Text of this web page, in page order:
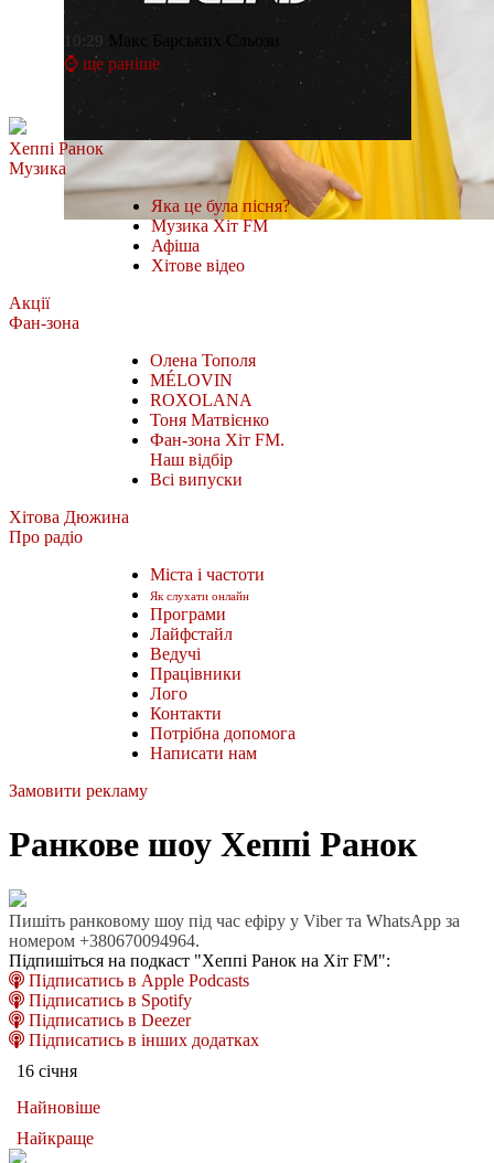
10:29 Макс Барських
⌚ ще раніше
Хеппі Ранок
Музика
Яка це була пісня?
Музика Хіт FM
Афіша
Хітове відео
Акції
Фан-зона
Олена Тополя
MÉLOVIN
ROXOLANA
Тоня Матвієнко
Фан-зона Хіт FM.
Наш відбір
Всі випуски
Хітова Дюжина
Про радіо
Міста і частоти
Як слухати онлайн
Програми
Лайфстайл
Ведучі
Працівники
Лого
Контакти
Потрібна допомога
Написати нам
Замовити рекламу
Ранкове шоу Хеппі Ранок
Пишіть ранковому шоу під час ефіру у Viber та WhatsApp за
номером +380670094964.
Підпишіться на подкаст "Хеппі Ранок на Хіт FM":
Підписатись в Apple Podcasts
Підписатись в Spotify
Підписатись в Deezer
Підписатись в інших додатках
16 січня
Найновіше
Найкраще